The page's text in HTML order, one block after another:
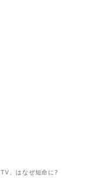
」はなぜ短命に?